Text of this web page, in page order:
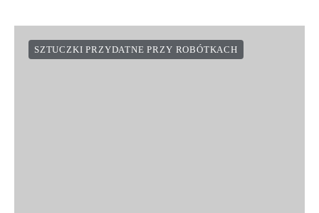
SZTUCZKI PRZYDATNE PRZY ROBÓTKACH